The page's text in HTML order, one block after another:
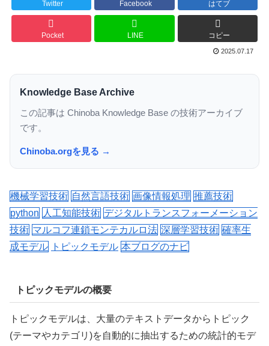
Twitter Facebook はてブ
Pocket LINE コピー
2025.07.17
Knowledge Base Archive
この記事は Chinoba Knowledge Base の技術アーカイブ
です。
Chinoba.orgを見る →
機械学習技術 自然言語技術 画像情報処理 推薦技術
python 人工知能技術 デジタルトランスフォーメーション
技術 マルコフ連鎖モンテカルロ法 深層学習技術 確率生
成モデル
トピックモデル 本ブログのナビ
トピックモデルの概要
トピックモデルは、大量のテキストデータからトピック
(テーマやカテゴリ)を自動的に抽出するための統計的モデ